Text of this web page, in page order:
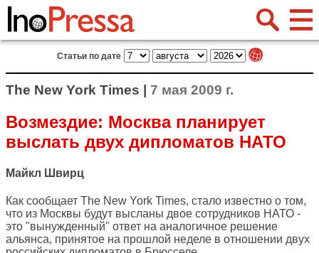
Статьи по дате
The New York Times | 7 мая 2009 г.
Возмездие: Москва планирует
выслать двух дипломатов НАТО
Майкл Швирц
Как сообщает The New York Times, стало известно о том,
что из Москвы будут высланы двое сотрудников НАТО -
это "вынужденный" ответ на аналогичное решение
альянса, принятое на прошлой неделе в отношении двух